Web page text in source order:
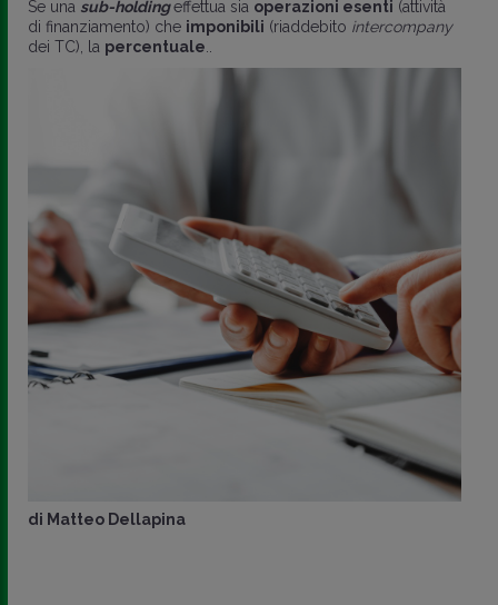
Se una sub-holdingeffettua sia operazioni esenti (attività
di finanziamento) che imponibili (riaddebito intercompany
dei TC), la percentuale
di Matteo Dellapina